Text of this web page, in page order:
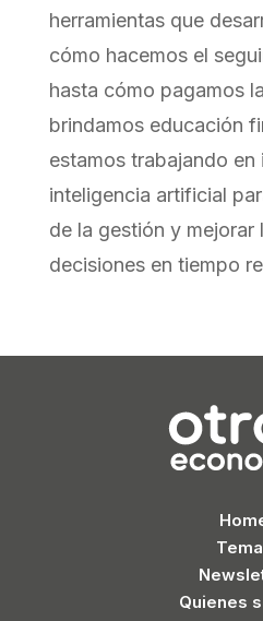
herramientas que
cómo hacemos el
hasta cómo pagamos
brindamos educación
estamos trabajando en
inteligencia artificial
de la gestión y mejorar
decisiones en tiempo
Quienes